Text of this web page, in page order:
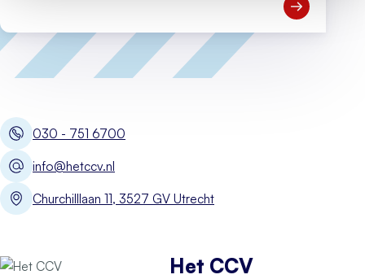
Open Meld
030 - 751 6700
info@hetccv.nl
Churchilllaan 11, 3527 GV Utrecht
Het CCV